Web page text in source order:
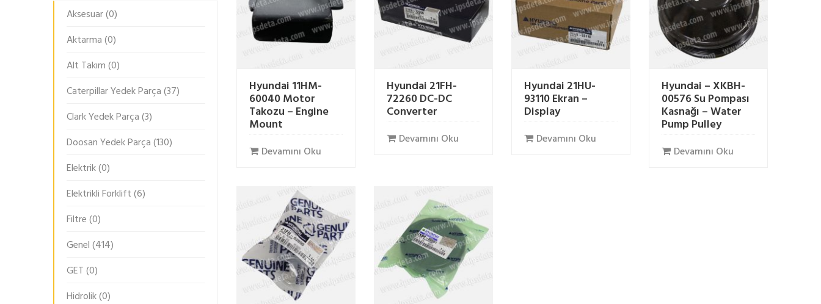
Hyundai 11HM-
60040 Motor
Takozu – Engine
Mount
Devamını Oku
Hyundai 21FH-
72260 DC-DC
Converter
Devamını Oku
Hyundai 21HU-
93110 Ekran –
Display
Devamını Oku
Hyundai – XKBH-
00576 Su Pompası
Kasnağı – Water
Pump Pulley
Devamını Oku
Aksesuar(0)
Aktarma(0)
Alt Takım(0)
Caterpillar Yedek Parça(37)
Clark Yedek Parça(3)
Doosan Yedek Parça(130)
Elektrik(0)
Elektrikli Forklift(6)
Filtre(0)
Genel(414)
GET(0)
Hidrolik(0)